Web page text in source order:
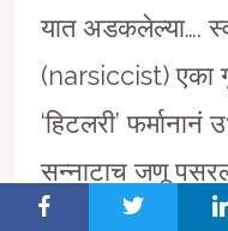
यात अडकलेल्या….
(narsiccist) एका
‘हिटलरी’
सन्नाटाच जणू
राजकारणातला एक